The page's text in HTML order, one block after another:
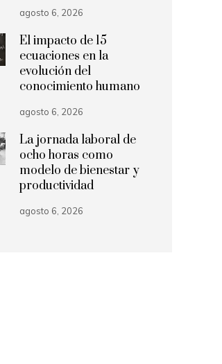
agosto 6, 2026
El impacto de 15
ecuaciones en la
evolución del
conocimiento humano
agosto 6, 2026
La jornada laboral de
ocho horas como
modelo de bienestar y
productividad
agosto 6, 2026